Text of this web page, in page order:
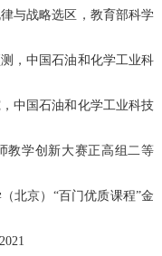
与战略选区，教育部科学
，中国石油和化学工业科
中国石油和化学工业科技
教学创新大赛正高组二等
北京） “百门优质课程”金
2021